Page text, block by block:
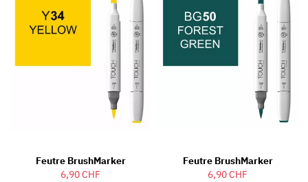
Feutre BrushMarker
6,90 CHF
Feutre BrushMarker
6,90 CHF